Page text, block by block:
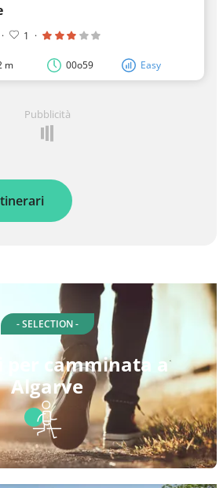
· 1 ·
m 00o59 Easy
Pubblicità
- SELECTION -
per camminata a
Algarve